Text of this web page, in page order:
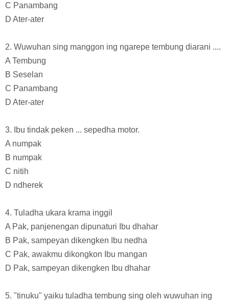
C Panambang
D Ater-ater
2. Wuwuhan sing manggon ing ngarepe tembung diarani ....
A Tembung
B Seselan
C Panambang
D Ater-ater
3. Ibu tindak peken ... sepedha motor.
A numpak
B numpak
C nitih
D ndherek
4. Tuladha ukara krama inggil
A Pak, panjenengan dipunaturi Ibu dhahar
B Pak, sampeyan dikengken Ibu nedha
C Pak, awakmu dikongkon Ibu mangan
D Pak, sampeyan dikengken Ibu dhahar
5. "tinuku" yaiku tuladha tembung sing oleh wuwuhan ing